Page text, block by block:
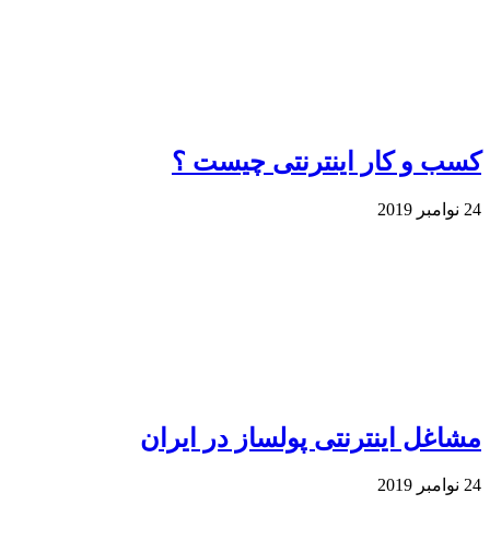
کسب و کار اینترنتی چیست ؟
24 نوامبر 2019
مشاغل اینترنتی پولساز در ایران
24 نوامبر 2019